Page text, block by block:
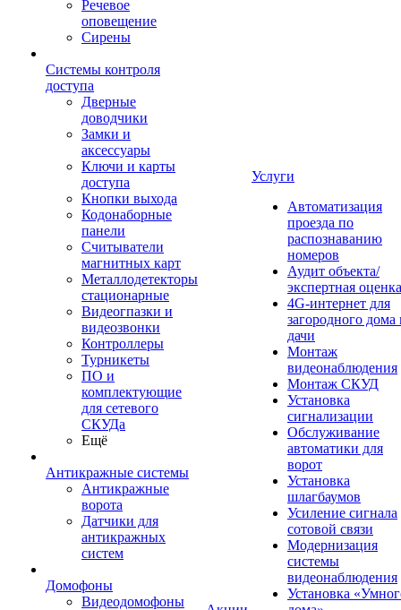
Речевое
оповещение
Сирены
Системы контроля
доступа
Дверные
доводчики
Замки и
аксессуары
Ключи и карты
доступа
Кнопки выхода
Кодонаборные
панели
Считыватели
магнитных карт
Металлодетекторы
стационарные
Видеогпазки и
видеозвонки
Контроллеры
Турникеты
ПО и
комплектующие
для сетевого
СКУДа
Ещё
Антикражные системы
Антикражные
ворота
Датчики для
антикражных
систем
Домофоны
Видеодомофоны
Услуги
Автоматизация
проезда по
распознаванию
номеров
Аудит объекта/
экспертная оценка
4G-интернет для
загородного дома
дачи
Монтаж
видеонаблюдения
Монтаж СКУД
Установка
сигнализации
Обслуживание
автоматики для
ворот
Установка
шлагбаумов
Усиление сигнала
сотовой связи
Модернизация
системы
видеонаблюдения
Установка